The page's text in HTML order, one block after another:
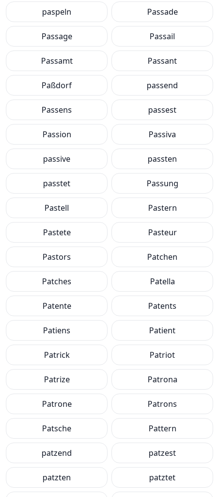
paspeln Passade
Passage Passail
Passamt Passant
Paßdorf passend
Passens passest
Passion Passiva
passive passten
passtet Passung
Pastell Pastern
Pastete Pasteur
Pastors Patchen
Patches Patella
Patente Patents
Patiens Patient
Patrick Patriot
Patrize Patrona
Patrone Patrons
Patsche Pattern
patzend patzest
patzten patztet